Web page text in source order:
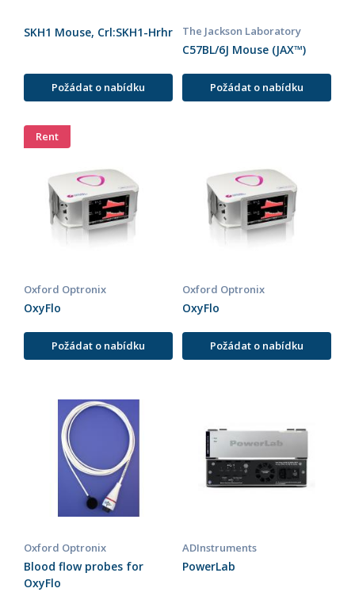
SKH1 Mouse, Crl:SKH1-Hrhr
Požádat o nabídku
The Jackson Laboratory
C57BL/6J Mouse (JAX™)
Požádat o nabídku
Rent
Oxford Optronix
OxyFlo
Požádat o nabídku
Oxford Optronix
OxyFlo
Požádat o nabídku
Oxford Optronix
Blood flow probes for
OxyFlo
ADInstruments
PowerLab